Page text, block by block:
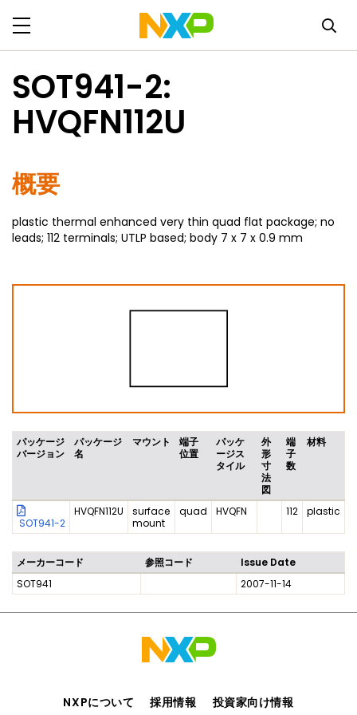
SOT941-2:
HVQFN112U
概要
plastic thermal enhanced very thin quad flat package; no
leads; 112 terminals; UTLP based; body 7 x 7 x 0.9 mm
パッケージ
バージョン
パッケージ
名
マウント
端子
位置
パッケ
ージス
タイル
外
形
寸
法
図
端
子
数
材料
SOT941-2
HVQFN112U
surface
mount
quad HVQFN 112 plastic
メーカーコード 参照コード
Issue Date
SOT941
2007-11-14
NXPについて 採用情報 投資家向け情報